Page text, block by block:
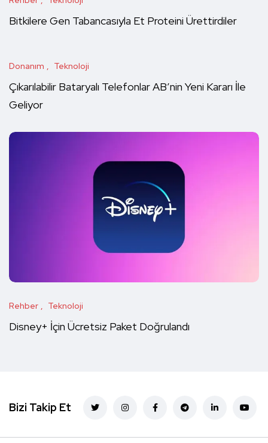
Bitkilere Gen Tabancasıyla Et Proteini Ürettirdiler
Donanım Teknoloji
Çıkarılabilir Bataryalı Telefonlar AB’nin Yeni Kararı İle
Geliyor
Rehber Teknoloji
Disney+ İçin Ücretsiz Paket Doğrulandı
Bizi Takip Et